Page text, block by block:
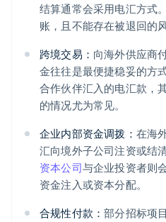
结算通常会采用电汇方式
账，且不能存在被退回的风
跨境交易： 向海外供应商
金往往是最便捷稳妥的方
合作伙伴汇入的电汇款，
的情况尤为常见。
企业内部资金调拨： 在海
汇向境外子公司注资或结
资本公司与企业投资者则
资金注入或资本分配。
合规性付款：部分招标项